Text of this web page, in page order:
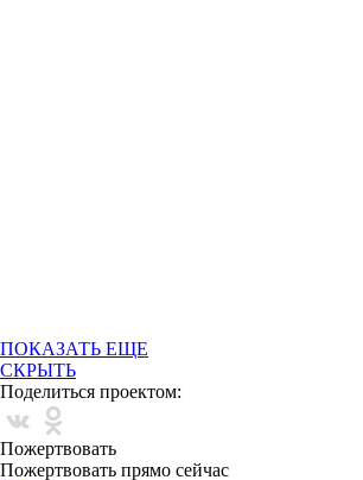
ПОКАЗАТЬ ЕЩЕ
СКРЫТЬ
Поделиться проектом:
Пожертвовать
Пожертвовать прямо сейчас